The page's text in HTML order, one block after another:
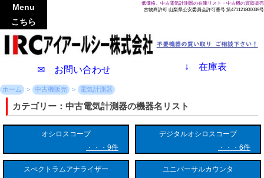
低価格、中古電気計測器の在庫リスト・中古機の買取販売
古物商許可 山梨県公安委員会許可番号 第471121800039号
✉ お問い合わせ ↓ 在庫表
Menu
こちら
ホーム 中古機販売 電気計測器
中古電気計測器の機器名リスト
オシロスコープ
9件
デジタルオシロスコープ
6件
スぺクトラムアナライザー
ユニバーサルカウンタ